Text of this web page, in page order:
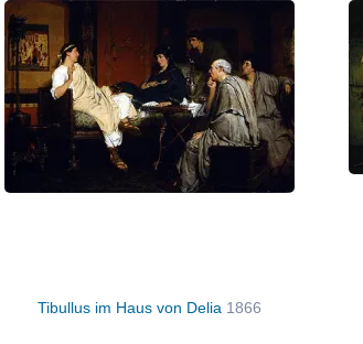
Tibullus im Haus von Delia 1866